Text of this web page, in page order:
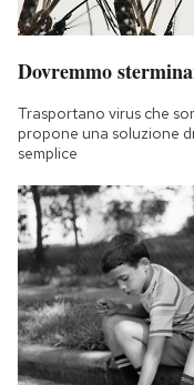
Dovremmo
Trasportano virus che
propone una soluzione
semplice